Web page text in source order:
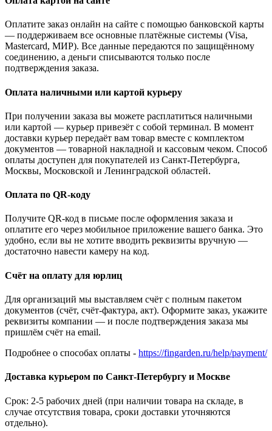
Оплатите заказ онлайн на сайте с помощью банковской карты
— поддерживаем все основные платёжные системы (Visa,
Mastercard, МИР). Все данные передаются по защищённому
соединению, а деньги списываются только после
подтверждения заказа.
Оплата наличными или картой курьеру
При получении заказа вы можете расплатиться наличными
или картой — курьер привезёт с собой терминал. В момент
доставки курьер передаёт вам товар вместе с комплектом
документов — товарной накладной и кассовым чеком. Способ
оплаты доступен для покупателей из Санкт-Петербурга,
Москвы, Московской и Ленинградской областей.
Оплата по QR-коду
Получите QR-код в письме после оформления заказа и
оплатите его через мобильное приложение вашего банка. Это
удобно, если вы не хотите вводить реквизиты вручную —
достаточно навести камеру на код.
Счёт на оплату для юрлиц
Для организаций мы выставляем счёт с полным пакетом
документов (счёт, счёт-фактура, акт). Оформите заказ, укажите
реквизиты компании — и после подтверждения заказа мы
пришлём счёт на email.
Подробнее о способах оплаты - https://fingarden.ru/help/payment/
Доставка курьером по Санкт-Петербургу и Москве
Срок: 2-5 рабочих дней (при наличии товара на складе, в
случае отсутствия товара, сроки доставки уточняются
отдельно).